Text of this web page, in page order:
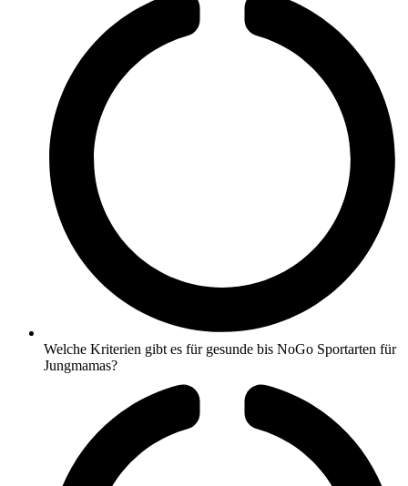
Welche Kriterien gibt es für gesunde bis NoGo Sportarten für
Jungmamas?